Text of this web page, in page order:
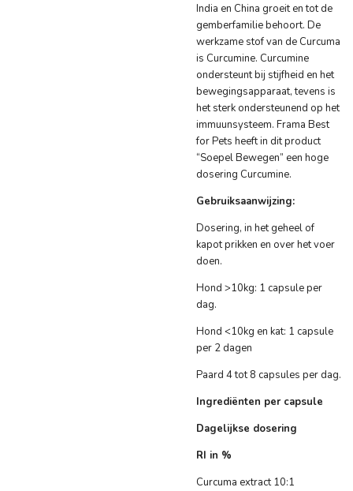
India en China groeit en tot de
gemberfamilie behoort. De
werkzame stof van de Curcuma
is Curcumine. Curcumine
ondersteunt bij stijfheid en het
bewegingsapparaat, tevens is
het sterk ondersteunend op het
immuunsysteem. Frama Best
for Pets heeft in dit product
“Soepel Bewegen” een hoge
dosering Curcumine.
Gebruiksaanwijzing:
Dosering, in het geheel of
kapot prikken en over het voer
doen.
Hond >10kg: 1 capsule per
dag.
Hond <10kg en kat: 1 capsule
per 2 dagen
Paard 4 tot 8 capsules per dag.
Ingrediënten per capsule
Dagelijkse dosering
RI in %
Curcuma extract 10:1